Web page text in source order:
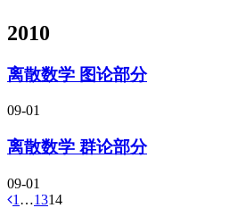
2010
离散数学 图论部分
09-01
离散数学 群论部分
09-01
1 …1314